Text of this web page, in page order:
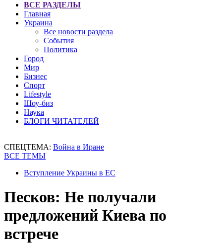
ВСЕ РАЗДЕЛЫ
Главная
Украина
Все новости раздела
События
Политика
Город
Мир
Бизнес
Спорт
Lifestyle
Шоу-биз
Наука
БЛОГИ ЧИТАТЕЛЕЙ
СПЕЦТЕМА: Война в Иране
ВСЕ ТЕМЫ
Вступление Украины в ЕС
Песков: Не получали
предложений Киева по
встрече